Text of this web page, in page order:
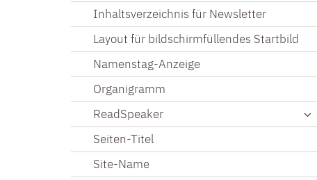
Inhaltsverzeichnis für Newsletter
Layout für bildschirmfüllendes Startbild
Namenstag-Anzeige
Organigramm
ReadSpeaker
Seiten-Titel
Site-Name